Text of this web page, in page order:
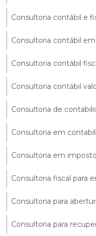
Consultoria contábil e
Consultoria contábil em
Consultoria contábil
Consultoria contábil
Consultoria de
Consultoria em
Consultoria em
Consultoria fiscal para
Consultoria para
Consultoria para